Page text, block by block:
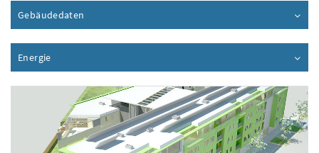
Gebäudedaten
Energie